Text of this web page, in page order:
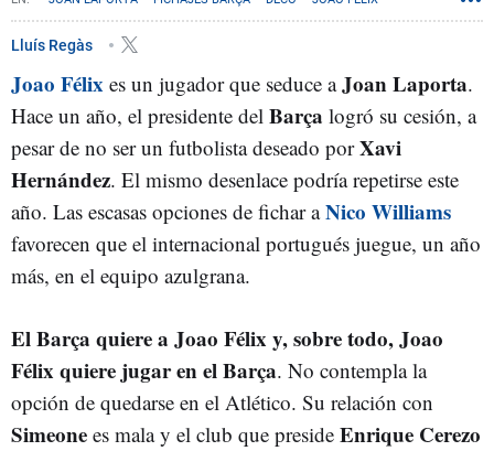
Lluís Regàs
Joao Félix es un jugador que seduce aJoan Laporta.
Hace un año, el presidente del Barça logró su cesión, a
pesar de no ser un futbolista deseado porXavi
Hernández. El mismo desenlace podría repetirse este
año. Las escasas opciones de fichar aNico Williams
favorecen que el internacional portugués juegue, un año
más, en el equipo azulgrana.
El Barça quiere a Joao Félix y, sobre todo, Joao
Félix quiere jugar en el Barça. No contempla la
opción de quedarse en el Atlético. Su relación con
Simeone es mala y el club que preside Enrique Cerezo